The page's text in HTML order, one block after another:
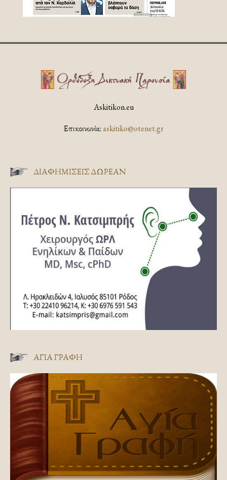
Askitikon.eu
Επικοινωνία:askitiko@otenet.gr
ΔΙΑΦΗΜΊΣΕΙΣ ΔΩΡΕΆΝ
ΑΓΊΑ ΓΡΑΦΉ